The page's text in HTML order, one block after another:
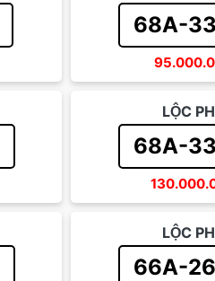
68A-
LỘC
68A-
LỘC
66A-